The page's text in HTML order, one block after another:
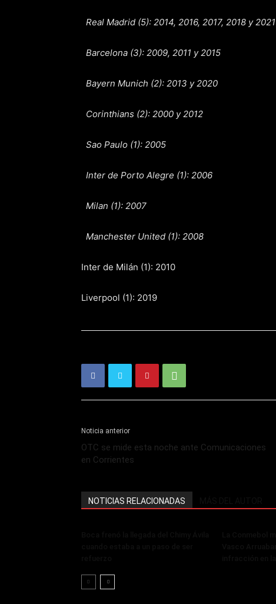
Real Madrid (5): 2014, 2016, 2017, 2018 y 2021
Barcelona (3): 2009, 2011 y 2015
Bayern Munich (2): 2013 y 2020
Corinthians (2): 2000 y 2012
Sao Paulo (1): 2005
Inter de Porto Alegre (1): 2006
Milan (1): 2007
Manchester United (1): 2008
Inter de Milán (1): 2010
Liverpool (1): 2019
Noticia anterior
OTC se mide esta noche ante Comunicaciones
en Corrientes
NOTICIAS RELACIONADAS